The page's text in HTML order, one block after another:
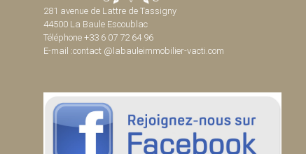
281 avenue de Lattre de Tassigny
44500 La Baule Escoublac
Téléphone +33 6 07 72 64 96
E-mail :contact @labauleimmobilier-vacti.com